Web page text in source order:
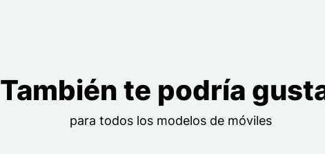
También te podría
para todos los modelos de móviles